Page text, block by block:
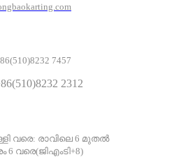
7457
2312
വരെ: രാവിലെ 6 മുതൽ
6 വരെ(ജിഎംടി+8)